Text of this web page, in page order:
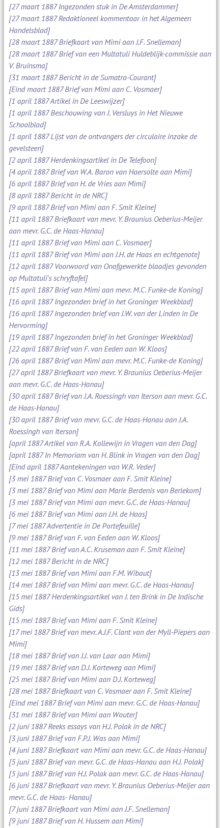
[27 maart 1887 Ingezonden stuk in De Amsterdammer]
[27 maart 1887 Redaktioneel kommentaar in het Algemeen
Handelsblad]
[28 maart 1887 Briefkaart van Mimi aan J.F. Snelleman]
[28 maart 1887 Brief van een Multatuli Huldeblijk-commissie aan
V. Bruinsma]
[31 maart 1887 Bericht in de Sumatra-Courant]
[Eind maart 1887 Brief van Mimi aan C. Vosmaer]
[1 april 1887 Artikel in De Leeswijzer]
[1 april 1887 Beschouwing van J. Versluys in Het Nieuwe
Schoolblad]
[1 april 1887 Lijst van de ontvangers der circulaire inzake de
gevelsteen]
[2 april 1887 Herdenkingsartikel in De Telefoon]
[4 april 1887 Brief van W.A. Baron van Haersolte aan Mimi]
[6 april 1887 Brief van H. de Vries aan Mimi]
[8 april 1887 Bericht in de NRC]
[9 april 1887 Brief van Mimi aan F. Smit Kleine]
[11 april 1887 Briefkaart van mevr. Y. Braunius Oeberius-Meijer
aan mevr. G.C. de Haas-Hanau]
[11 april 1887 Brief van Mimi aan C. Vosmaer]
[11 april 1887 Brief van Mimi aan J.H. de Haas en echtgenote]
[12 april 1887 Voorwoord van Onafgewerkte blaadjes gevonden
op Multatuli's schryftafel]
[15 april 1887 Brief van Mimi aan mevr. M.C. Funke-de Koning]
[16 april 1887 Ingezonden brief in het Groninger Weekblad]
[16 april 1887 Ingezonden brief van J.W. van der Linden in De
Hervorming]
[19 april 1887 Ingezonden brief in het Groninger Weekblad]
[22 april 1887 Brief van F. van Eeden aan W. Kloos]
[26 april 1887 Brief van Mimi aan mevr. M.C. Funke-de Koning]
[27 april 1887 Briefkaart van mevr. Y. Braunius Oeberius-Meijer
aan mevr. G.C. de Haas-Hanau]
[30 april 1887 Brief van J.A. Roessingh van Iterson aan mevr. G.C.
de Haas-Hanau]
[30 april 1887 Brief van mevr. G.C. de Haas-Hanau aan J.A.
Roessingh van Iterson]
[april 1887 Artikel van R.A. Kollewijn in Vragen van den Dag]
[april 1887 In Memoriam van H. Blink in Vragen van den Dag]
[Eind april 1887 Aantekeningen van W.R. Veder]
[3 mei 1887 Brief van C. Vosmaer aan F. Smit Kleine]
[3 mei 1887 Brief van Mimi aan Marie Berdenis van Berlekom]
[3 mei 1887 Brief van Mimi aan mevr. G.C. de Haas-Hanau]
[6 mei 1887 Brief van Mimi aan J.H. de Haas]
[7 mei 1887 Advertentie in De Portefeuille]
[9 mei 1887 Brief van F. van Eeden aan W. Kloos]
[11 mei 1887 Brief van A.C. Kruseman aan F. Smit Kleine]
[12 mei 1887 Bericht in de NRC]
[13 mei 1887 Brief van Mimi aan F.M. Wibaut]
[14 mei 1887 Brief van Mimi aan mevr. G.C. de Haas-Hanau]
[15 mei 1887 Herdenkingsartikel van J. ten Brink in De Indische
Gids]
[15 mei 1887 Brief van Mimi aan F. Smit Kleine]
[17 mei 1887 Brief van mevr. A.J.F. Clant van der Myll-Piepers aan
Mimi]
[18 mei 1887 Brief van J.J. van Laar aan Mimi]
[19 mei 1887 Brief van D.J. Korteweg aan Mimi]
[25 mei 1887 Brief van Mimi aan D.J. Korteweg]
[28 mei 1887 Briefkaart van C. Vosmaer aan F. Smit Kleine]
[Eind mei 1887 Brief van Mimi aan mevr. G.C. de Haas-Hanau]
[31 mei 1887 Brief van Mimi aan Wouter]
[2 juni 1887 Reeks essays van H.J. Polak in de NRC]
[3 juni 1887 Brief van F.P.J. Was aan Mimi]
[4 juni 1887 Briefkaart van Mimi aan mevr. G.C. de Haas-Hanau]
[5 juni 1887 Brief van mevr. G.C. de Haas-Hanau aan H.J. Polak]
[5 juni 1887 Brief van H.J. Polak aan mevr. G.C. de Haas-Hanau]
[6 juni 1887 Briefkaart van mevr. Y. Braunius Oeberius-Meijer aan
mevr. G.C. de Haas- Hanau]
[7 juni 1887 Briefkaart van Mimi aan J.F. Snelleman]
[9 juni 1887 Brief van H. Hussem aan Mimi]